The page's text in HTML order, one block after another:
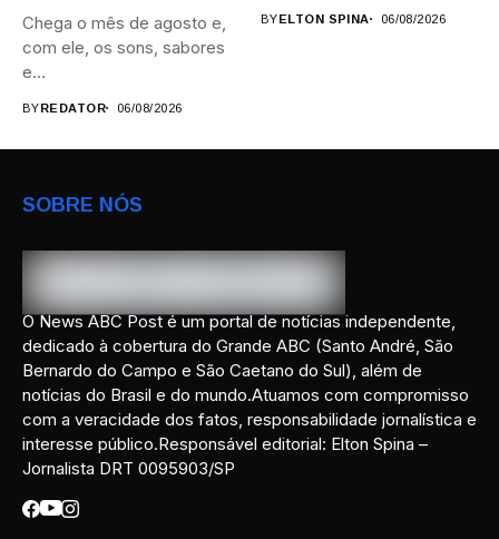
Chega o mês de agosto e,
com ele, os sons, sabores
e...
BYREDATOR 06/08/2026
BYELTON SPINA 06/08/2026
SOBRE NÓS
O News ABC Post é um portal de notícias independente,
dedicado à cobertura do Grande ABC (Santo André, São
Bernardo do Campo e São Caetano do Sul), além de
notícias do Brasil e do mundo.Atuamos com compromisso
com a veracidade dos fatos, responsabilidade jornalística e
interesse público.Responsável editorial: Elton Spina –
Jornalista DRT 0095903/SP